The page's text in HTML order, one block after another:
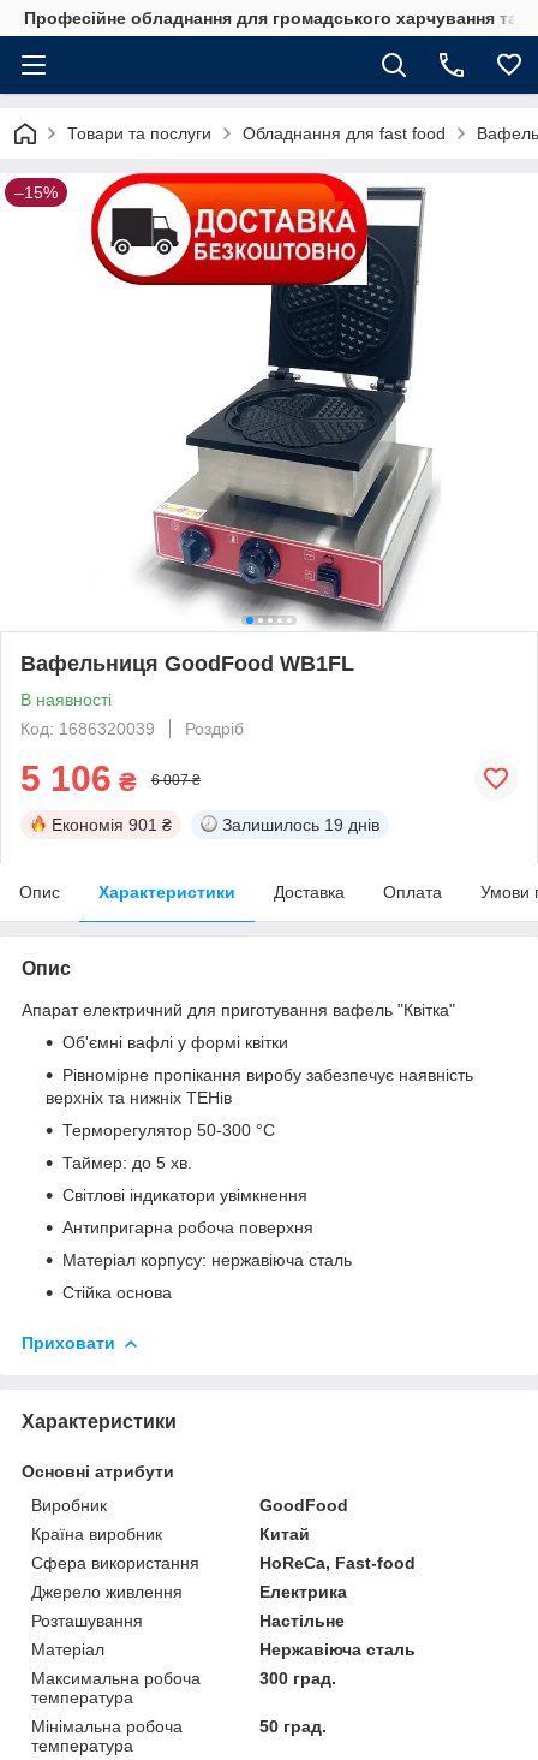
Професійне обладнання для громадського харчування та
Товари та послуги Обладнання для fast food
–15%
Вафельниця GoodFood WB1FL
В наявності
Код: 1686320039
Роздріб
5 106 ₴ 6 007 ₴
Економія 901 ₴ Залишилось 19 днів
Опис Характеристики Доставка Оплата Умови
Опис
Апарат електричний для приготування вафель "Квітка"
Об'ємні вафлі у формі квітки
Рівномірне пропікання виробу забезпечує наявність
верхніх та нижніх ТЕНів
Терморегулятор 50-300 °C
Таймер: до 5 хв.
Світлові індикатори увімкнення
Антипригарна робоча поверхня
Матеріал корпусу: нержавіюча сталь
Стійка основа
Приховати
Характеристики
Основні атрибути
Виробник
GoodFood
Країна виробник
Китай
Сфера використання
HoReCa, Fast-food
Джерело живлення
Електрика
Розташування
Настільне
Матеріал
Нержавіюча сталь
Максимальна робоча
температура
300 град.
Мінімальна робоча
температура
50 град.